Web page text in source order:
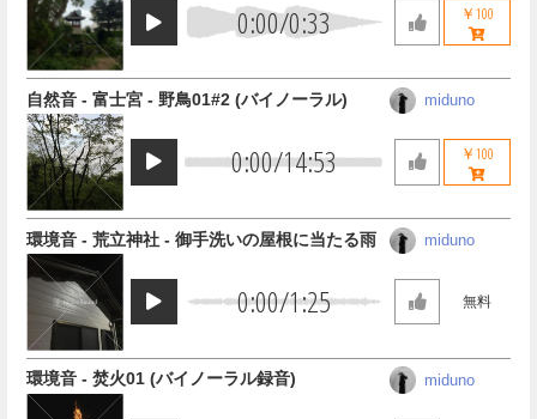
0:00/0:33 ￥100
0:00/14:53
自然音 - 富士宮 - 野鳥01#2 (バイノーラル) miduno
￥100
0:00/1:25
環境音 - 荒立神社 - 御手洗いの屋根に当たる雨 miduno
無料
環境音 - 焚火01 (バイノーラル録音) miduno